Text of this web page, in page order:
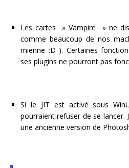
Les cartes » Vampire » ne
comme beaucoup de nos
mienne :D ). Certaines
ses plugins ne pourront pas
Si le JIT est activé sous
pourraient refuser de se lancer.
une ancienne version de